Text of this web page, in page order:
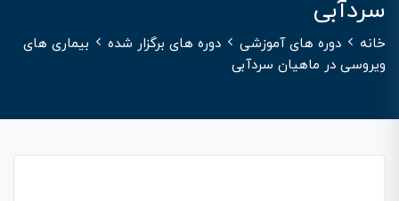
سردآبی
خانه دوره های آموزشی دوره های برگزار شده
بیماری های
ویروسی در ماهیان سردآبی